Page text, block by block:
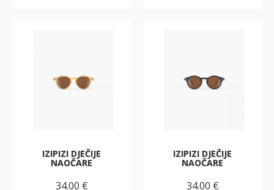
IZIPIZI DJEČIJE
NAOČARE
34.00 €
IZIPIZI DJEČIJE
NAOČARE
34.00 €